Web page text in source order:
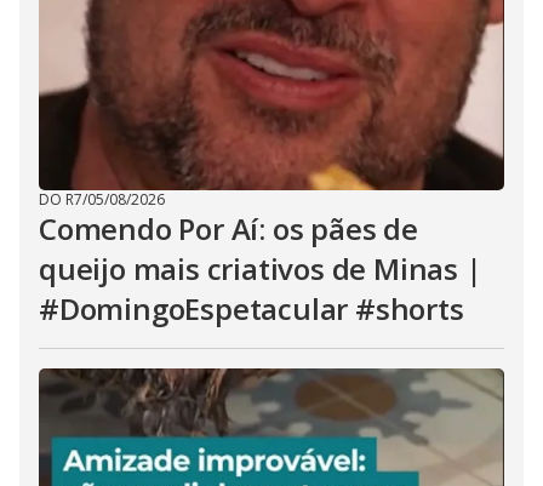
DO R7/05/08/2026
Comendo Por Aí: os pães de
queijo mais criativos de Minas |
#DomingoEspetacular #shorts